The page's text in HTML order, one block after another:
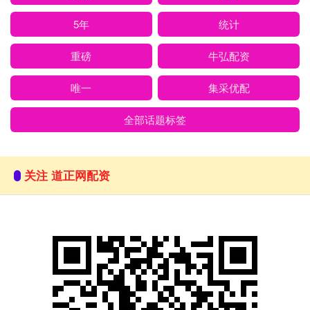
5年 统计
重磅 牛弘配资
唯一 集采优配
全部话题标签
关注 道正网配资